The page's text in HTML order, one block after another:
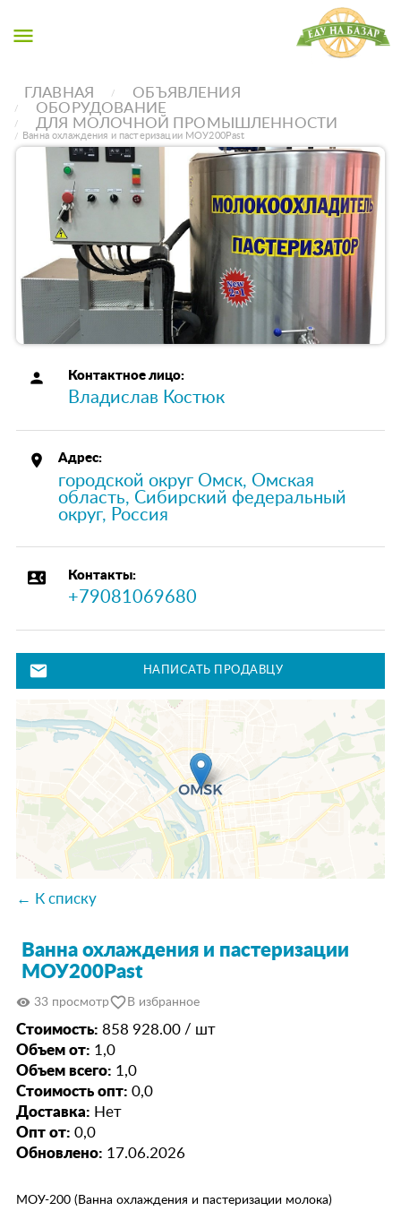
menu
ГЛАВНАЯ
ОБЪЯВЛЕНИЯ
ОБОРУДОВАНИЕ
ДЛЯ МОЛОЧНОЙ ПРОМЫШЛЕННОСТИ
Ванна охлаждения и пастеризации МОУ200Past
person Контактное лицо:
Владислав Костюк
place Адрес:
городской округ Омск, Омская
область, Сибирский федеральный
округ, Россия
contact_phone Контакты:
+79081069680
mail НАПИСАТЬ ПРОДАВЦУ
← К списку
Ванна охлаждения и пастеризации
МОУ200Past
visibility 33 просмотрfavorite_border В избранное
Стоимость: 858 928.00 / шт
Объем от: 1,0
Объем всего: 1,0
Стоимость опт: 0,0
Доставка: Нет
Опт от: 0,0
Обновлено: 17.06.2026
МОУ-200 (Ванна охлаждения и пастеризации молока)